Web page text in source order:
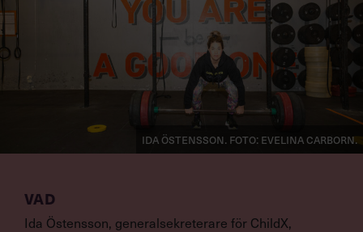
VAD
Ida Östensson, generalsekreterare för ChildX,
Ida Östensson. Foto: Evelina Carborn.